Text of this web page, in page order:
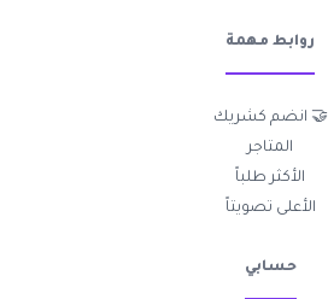
روابط مهمة
🤝 انضم كشريك
المتاجر
الأكثر طلباً
الأعلى تصويتاً
حسابي